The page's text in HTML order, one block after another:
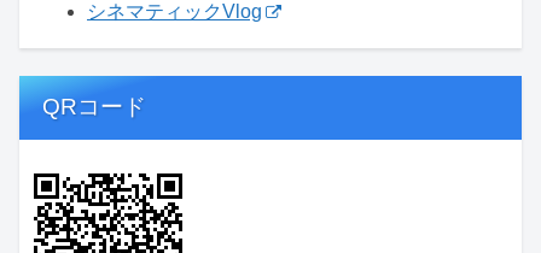
シネマティックVlog
QRコード